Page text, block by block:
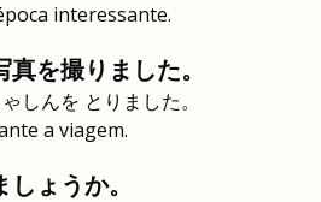
interessante.
を撮りました。
しんを とりました。
a viagem.
ょうか。